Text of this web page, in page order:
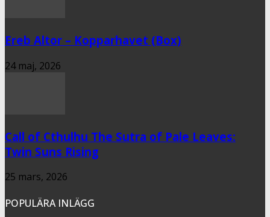
Ereb Altor – Kopparhavet (Box)
24 maj, 2026
Call of Cthulhu The Sutra of Pale Leaves:
Twin Suns Rising
25 mars, 2026
POPULÄRA INLÄGG